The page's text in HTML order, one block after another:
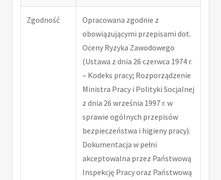
Zgodność
Opracowana zgodnie z
obowiązującymi przepisami dot.
Oceny Ryzyka Zawodowego
(Ustawa z dnia 26 czerwca 1974 r.
– Kodeks pracy; Rozporządzenie
Ministra Pracy i Polityki Socjalnej
z dnia 26 września 1997 r. w
sprawie ogólnych przepisów
bezpieczeństwa i higieny pracy).
Dokumentacja w pełni
akceptowalna przez Państwową
Inspekcję Pracy oraz Państwową